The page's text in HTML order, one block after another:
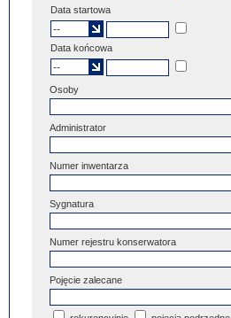
Data startowa
Data końcowa
Osoby
Administrator
Numer inwentarza
Sygnatura
Numer rejestru konserwatora
Pojęcie zalecane